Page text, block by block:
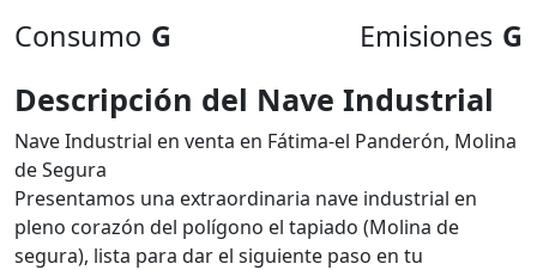
Consumo G Emisiones G
Descripción del Nave Industrial
Nave Industrial en venta en Fátima-el Panderón, Molina
de Segura
Presentamos una extraordinaria nave industrial en
pleno corazón del polígono el tapiado (Molina de
segura), lista para dar el siguiente paso en tu